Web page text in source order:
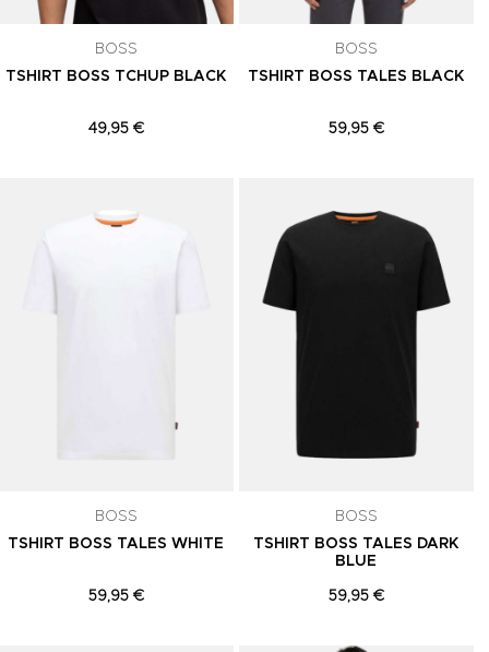
BOSS
TSHIRT BOSS TCHUP BLACK
49,95 €
BOSS
TSHIRT BOSS TALES BLACK
59,95 €
BOSS
TSHIRT BOSS TALES WHITE
59,95 €
BOSS
TSHIRT BOSS TALES DARK
BLUE
59,95 €
a